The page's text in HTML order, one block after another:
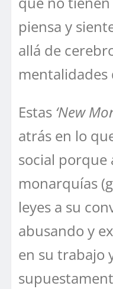
piensa y
allá de
Estas ‘New
atrás en lo
social porque
monarquías
leyes a su
abusando y
en su trabajo